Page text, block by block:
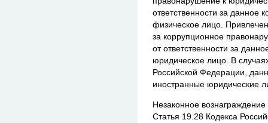
ответственности за данное
физическое лицо.
за коррупционное
от ответственности за
юридическое лицо. В
Российской Федерации,
иностранные юридические
Незаконное
Статья 19.28 Кодекса